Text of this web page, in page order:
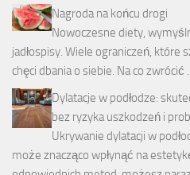
Nagroda na końcu drogi
Nowoczesne diety,
jadłospisy. Wiele ograniczeń, które
chęci dbania o siebie. Na co zwrócić
Dylatacje w podłodze:
bez ryzyka uszkodzeń i
Ukrywanie dylatacji w
może znacząco wpłynąć na